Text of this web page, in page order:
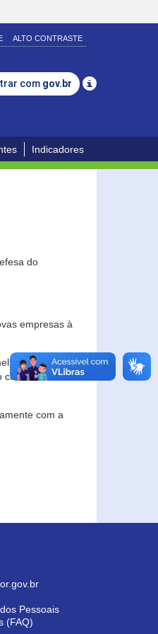
ALTO CONTRASTE
com gov.br
Indicadores
do
empresas à
da
consumidor e
com a
Pessoais
(FAQ)